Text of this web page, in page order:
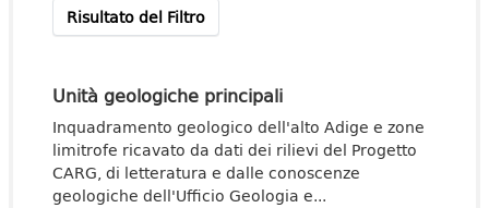
Risultato del Filtro
Unità geologiche principali
Inquadramento geologico dell'alto Adige e zone
limitrofe ricavato da dati dei rilievi del Progetto
CARG, di letteratura e dalle conoscenze
geologiche dell'Ufficio Geologia e...